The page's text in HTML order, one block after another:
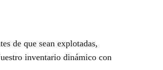
de que sean explotadas,
inventario dinámico con